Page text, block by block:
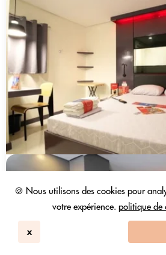
🍪 Nous utilisons des cookies pour
votre expérience. politique de
x